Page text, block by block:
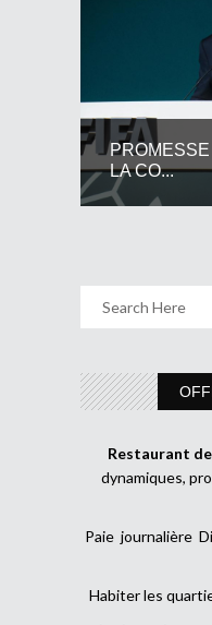
LA CO...
Restaurant
dynamiques,
Paie journalière
Habiter les